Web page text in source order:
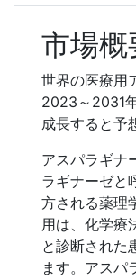
市場概
世界の医療用
2023～2031
成長すると予
アスパラギナ
ラギナーゼと
方される薬理
用は、化学療
と診断された
ます。アスパ